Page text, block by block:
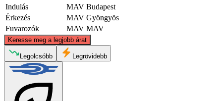
Indulás
MAV Budapest
Érkezés
MAV Gyöngyös
Fuvarozók
MAV MAV
Keresse meg a legjobb árat
Legolcsóbb Legrövidebb